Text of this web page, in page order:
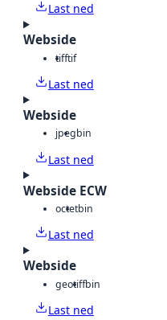
Last ned
Webside
tifftif
Last ned
Webside
jpegbin
Last ned
Webside ECW
octetbin
Last ned
Webside
geotiffbin
Last ned